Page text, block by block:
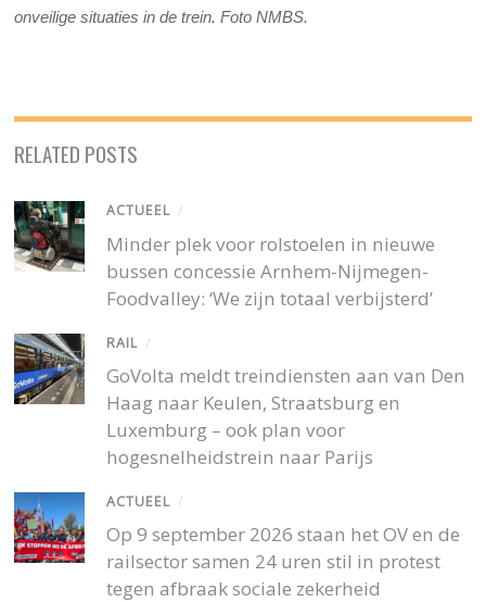
onveilige situaties in de trein. Foto NMBS.
RELATED POSTS
ACTUEEL /
Minder plek voor rolstoelen in nieuwe
bussen concessie Arnhem-Nijmegen-
Foodvalley: ‘We zijn totaal verbijsterd’
RAIL /
GoVolta meldt treindiensten aan van Den
Haag naar Keulen, Straatsburg en
Luxemburg – ook plan voor
hogesnelheidstrein naar Parijs
ACTUEEL /
Op 9 september 2026 staan het OV en de
railsector samen 24 uren stil in protest
tegen afbraak sociale zekerheid